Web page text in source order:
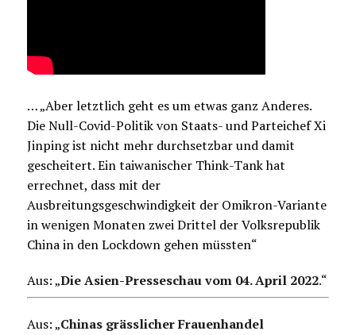
… „Aber letztlich geht es um etwas ganz Anderes.
Die Null-Covid-Politik von Staats- und Parteichef Xi
Jinping ist nicht mehr durchsetzbar und damit
gescheitert. Ein taiwanischer Think-Tank hat
errechnet, dass mit der
Ausbreitungsgeschwindigkeit der Omikron-Variante
in wenigen Monaten zwei Drittel der Volksrepublik
China in den Lockdown gehen müssten“
Aus: „Die Asien-Presseschau vom 04. April 2022.“
Aus: „Chinas grässlicher Frauenhandel